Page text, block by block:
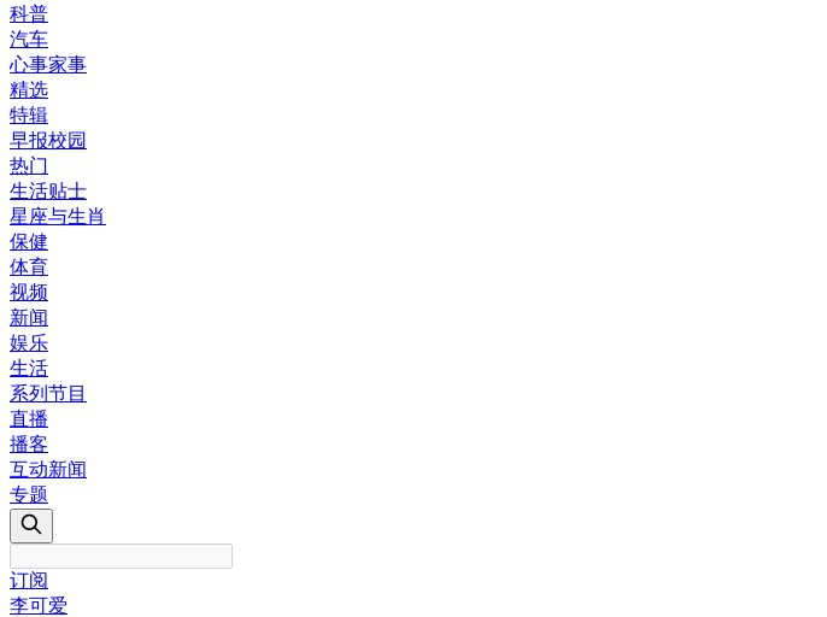
科普
汽车
心事家事
精选
特辑
早报校园
热门
生活贴士
星座与生肖
保健
体育
视频
新闻
娱乐
生活
系列节目
直播
播客
互动新闻
专题
订阅
李可爱